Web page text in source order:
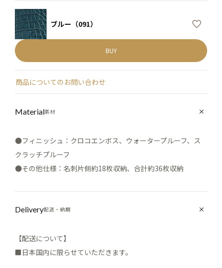
ブルー（091）
BUY
商品についてのお問い合わせ
Material素材
●フィニッシュ：クロコエンボス、ウォータープルーフ、ス
クラッチプルーフ
●その他仕様：名刺片側約18枚収納、合計約36枚収納
Delivery配送・納期
【配送について】
■日本国内に限らせていただきます。